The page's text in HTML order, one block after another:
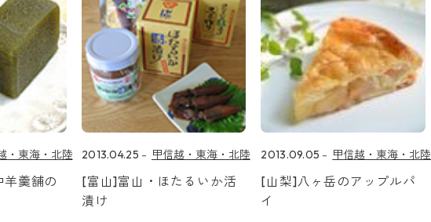
・東海・北陸
羹舗の
2013.04.25 甲信越・東海・北陸
[富山]富山・ほたるいか活
漬け
2013.09.05 甲信越・東海・北陸
[山梨]八ヶ岳のアップルパ
イ